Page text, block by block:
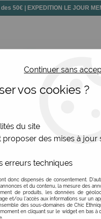
50€ | EXPEDITION LE JOUR
Bijoux
Ciment
graphique
Soyez le premier à donner
€TTC
Continuer sans
vos cookies ?
du site
des mises à jour
erreurs techniques
donc dispensés de consentement.
et du contenu, la mesure des
de produits, les données de
et/ou l'accès aux informations sur un
des sous-domaines de Chic
en cliquant sur le widget en bas à